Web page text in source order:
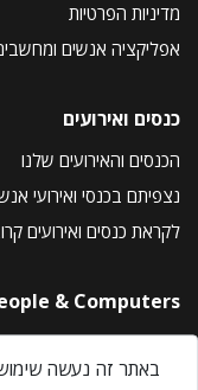
מדיניות הפרטיות
אפליקציה אנשים
כנסים ואירועים
הכנסים והאירועים שלנו
נצפיתם בכנסי ואירועי
לקראת כנסים ואירועים
& Computers
About Us
Privacy Policy
באתר זה נעשה שימוש